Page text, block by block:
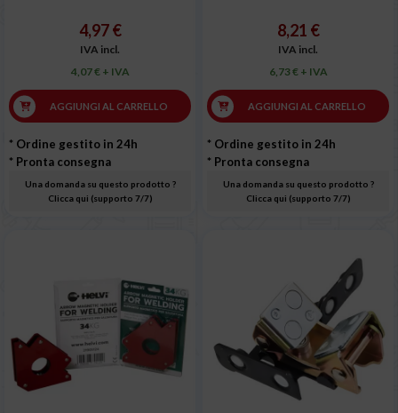
4,97 €
IVA incl.
4,07 € + IVA
AGGIUNGI AL CARRELLO
* Ordine gestito in 24h
* Pronta consegna
Una domanda su questo prodotto ?
Clicca qui (supporto 7/7)
8,21 €
IVA incl.
6,73 € + IVA
AGGIUNGI AL CARRELLO
* Ordine gestito in 24h
* Pronta consegna
Una domanda su questo prodotto ?
Clicca qui (supporto 7/7)